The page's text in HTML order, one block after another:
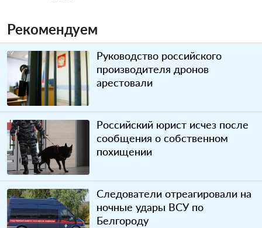
Рекомендуем
Руководство российского
производителя дронов
арестовали
Российский юрист исчез после
сообщения о собственном
похищении
Следователи отреагировали на
ночные удары ВСУ по
Белгороду